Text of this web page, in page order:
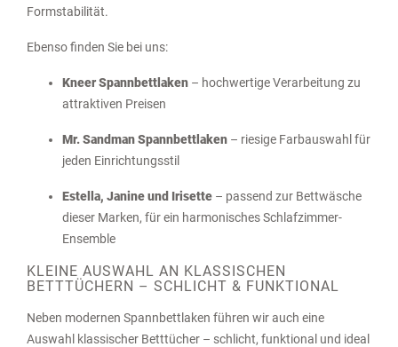
Formstabilität.
Ebenso finden Sie bei uns:
Kneer Spannbettlaken – hochwertige Verarbeitung zu
attraktiven Preisen
Mr. Sandman Spannbettlaken – riesige Farbauswahl für
jeden Einrichtungsstil
Estella, Janine und Irisette – passend zur Bettwäsche
dieser Marken, für ein harmonisches Schlafzimmer-
Ensemble
KLEINE AUSWAHL AN KLASSISCHEN
BETTTÜCHERN – SCHLICHT & FUNKTIONAL
Neben modernen Spannbettlaken führen wir auch eine
Auswahl klassischer Betttücher – schlicht, funktional und ideal